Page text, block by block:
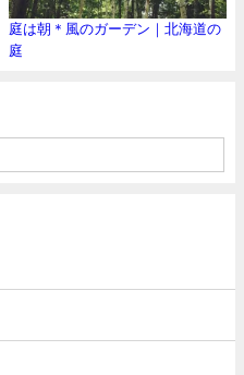
庭は朝＊風のガーデン｜北海道の
庭